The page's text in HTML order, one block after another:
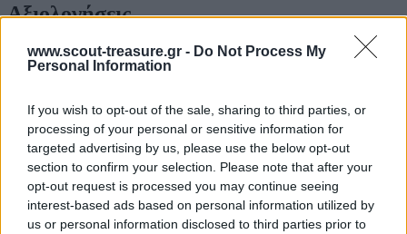
www.scout-treasure.gr - Do Not Process My
Personal Information
If you wish to opt-out of the sale, sharing to third parties, or
processing of your personal or sensitive information for
targeted advertising by us, please use the below opt-out
section to confirm your selection. Please note that after your
opt-out request is processed you may continue seeing
interest-based ads based on personal information utilized by
us or personal information disclosed to third parties prior to
Αξιολογήσεις
Clear filters
Κάνετε την πρώτη αξιολόγηση για το προϊόν: “ΑΣΤΡΑΠΙΑΙΑ
ΠΕΡΙΣΤΡΟΦΗ (BALL PASS)”
Η ηλ. διεύθυνση σας δεν δημοσιεύεται.
Τα υποχρεωτικά πεδία
σημειώνονται με*
Η βαθμολογία σας*